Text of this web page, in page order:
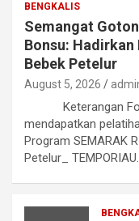
BENGKALIS
Semangat
Bonsu:
Bebek Petelur
August 5, 2026
Keterangan
mendapatkan
Program SEMARAK
Petelur_